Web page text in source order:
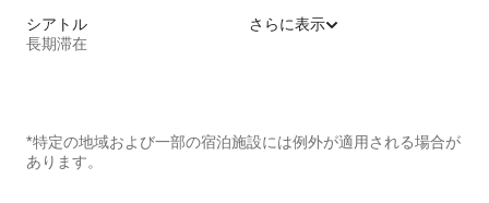
シアトル
長期滞在
さらに表示
*特定の地域および一部の宿泊施設には例外が適用される場合が
あります。